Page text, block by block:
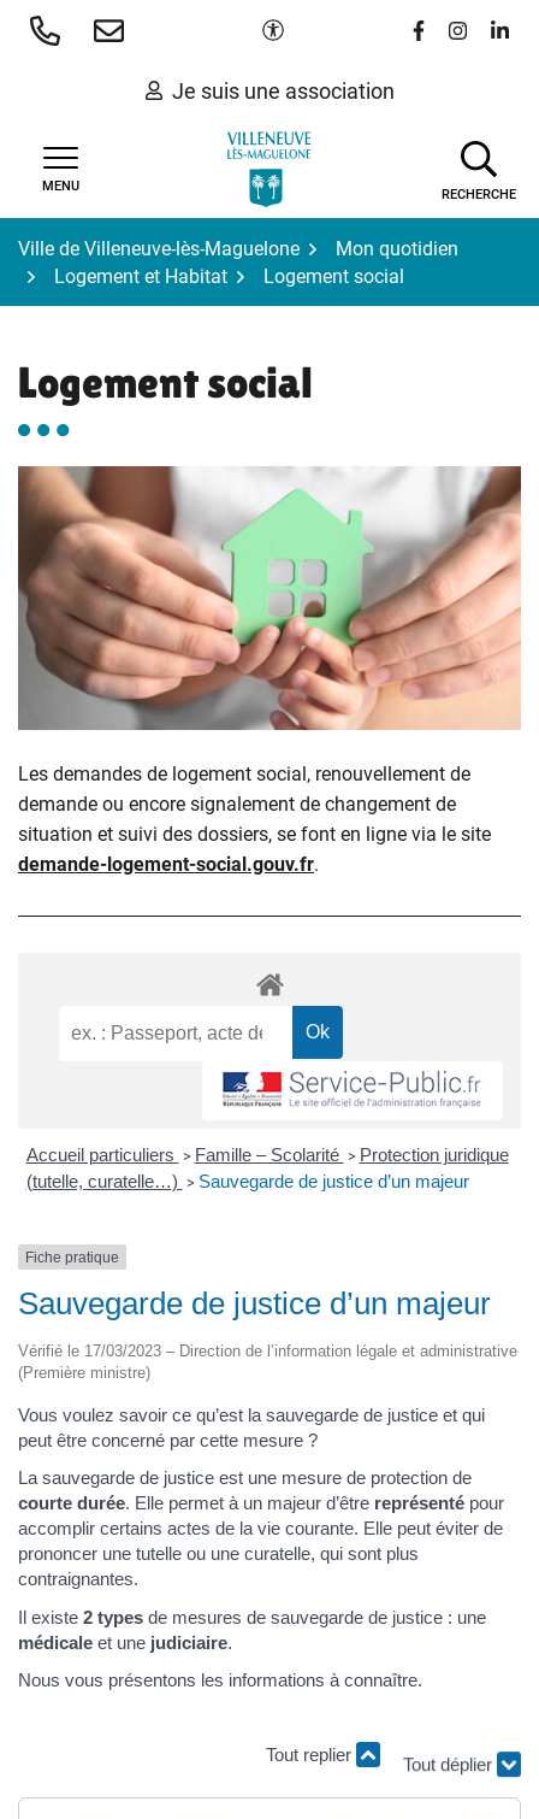
Aller
Paramètres d'accessibilité
Lien vers le
Lien vers
Lien
Je suis une association
MENU
RECHERCHE
Ville de Villeneuve-lès-Maguelone
Mon quotidien
Logement et Habitat
Logement social
Logement social
Les demandes de logement social, renouvellement de
demande ou encore signalement de changement de
situation et suivi des dossiers, se font en ligne via le site
demande-logement-social.gouv.fr.
Accueil particuliers > Famille – Scolarité > Protection juridique
(tutelle, curatelle…) > Sauvegarde de justice d’un majeur
Fiche pratique
Sauvegarde de justice d’un majeur
Vérifié le 17/03/2023 – Direction de l’information légale et administrative
(Première ministre)
Vous voulez savoir ce qu’est la sauvegarde de justice et qui
peut être concerné par cette mesure ?
La sauvegarde de justice est une mesure de protection de
courte durée. Elle permet à un majeur d’être représenté pour
accomplir certains actes de la vie courante. Elle peut éviter de
prononcer une tutelle ou une curatelle, qui sont plus
contraignantes.
Il existe 2 types de mesures de sauvegarde de justice : une
médicale et une judiciaire.
Nous vous présentons les informations à connaître.
Tout replier
Tout déplier